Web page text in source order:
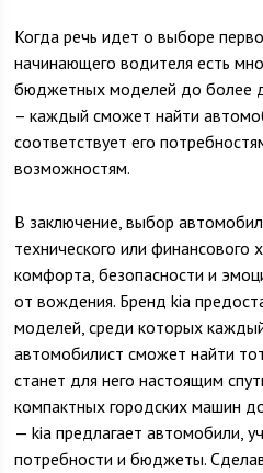
Когда речь идет о выборе
начинающего водителя есть
бюджетных моделей до более
– каждый сможет найти
соответствует его
возможностям.
В заключение, выбор
технического или финансового
комфорта, безопасности и
от вождения. Бренд kia
моделей, среди которых
автомобилист сможет найти
станет для него настоящим
компактных городских машин
— kia предлагает автомобили,
потребности и бюджеты.